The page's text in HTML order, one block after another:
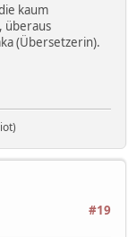
kaum
überaus
(Übersetzerin).
#19